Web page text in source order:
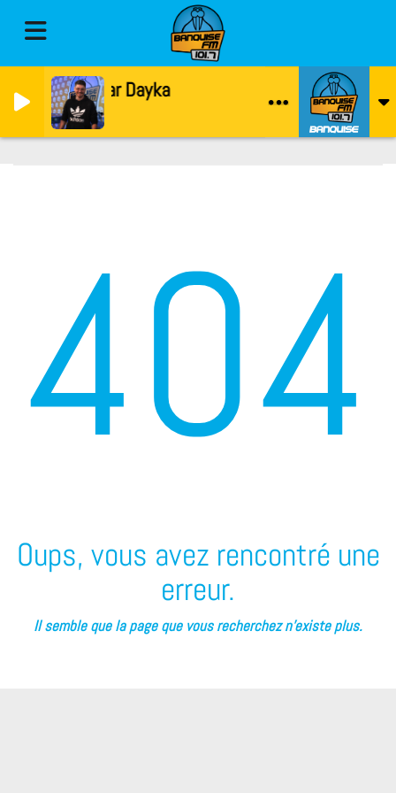
La Vibe par Dayka
Banquise
404
Oups, vous avez rencontré une
erreur.
Il semble que la page que vous recherchez n’existe plus.